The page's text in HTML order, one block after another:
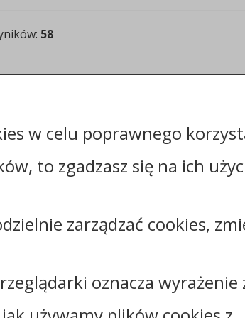
58
/UGFabianki/SkrytkaESP
fabianki.pl
w celu poprawnego
to zgadzasz się na ich
zarządzać cookies,
oznacza wyrażenie